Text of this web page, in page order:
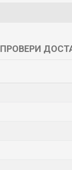
ПРОВЕРИ